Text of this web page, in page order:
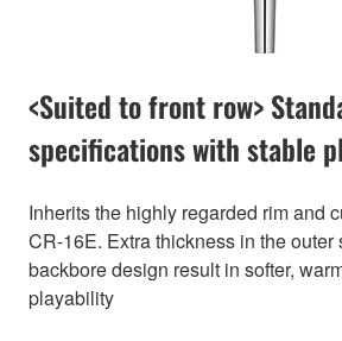
<Suited to front row>
specifications with stable
Inherits the highly regarded rim and
CR-16E. Extra thickness in the
backbore design result in softer,
playability